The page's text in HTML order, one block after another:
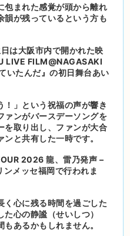
包まれた感覚が頭から離れ
韻が残っているという方も
は大阪市内で開かれた映
LIVE FILM@NAGASAKI
いたんだ』の初日舞台あい
！」という祝福の声が響き
ァンがバースデーソングを
を取り出し、ファンが大合
と共有した一時です。
2026 龍、雷乃発声 –
メッセ福岡で行われま
く心に残る時間を過ごした
心の静謐（せいしつ）
あるかもしれません。